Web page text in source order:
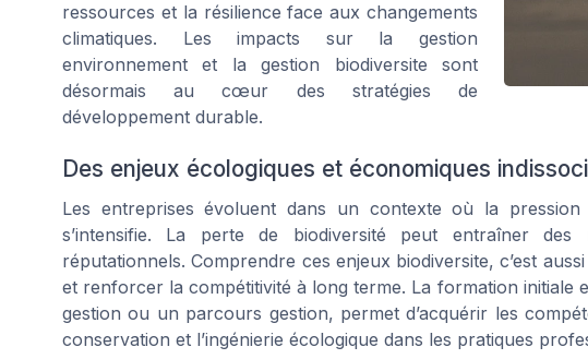
ressources et la résilience face aux changements
climatiques. Les impacts sur la gestion
environnement et la gestion biodiversite sont
désormais au cœur des stratégies de
développement durable.
Des enjeux écologiques et économiques
Les entreprises évoluent dans un contexte où la
s’intensifie. La perte de biodiversité peut entraîner des
réputationnels. Comprendre ces enjeux biodiversite, c’est
et renforcer la compétitivité à long terme. La formation initiale
gestion ou un parcours gestion, permet d’acquérir les
conservation et l’ingénierie écologique dans les pratiques